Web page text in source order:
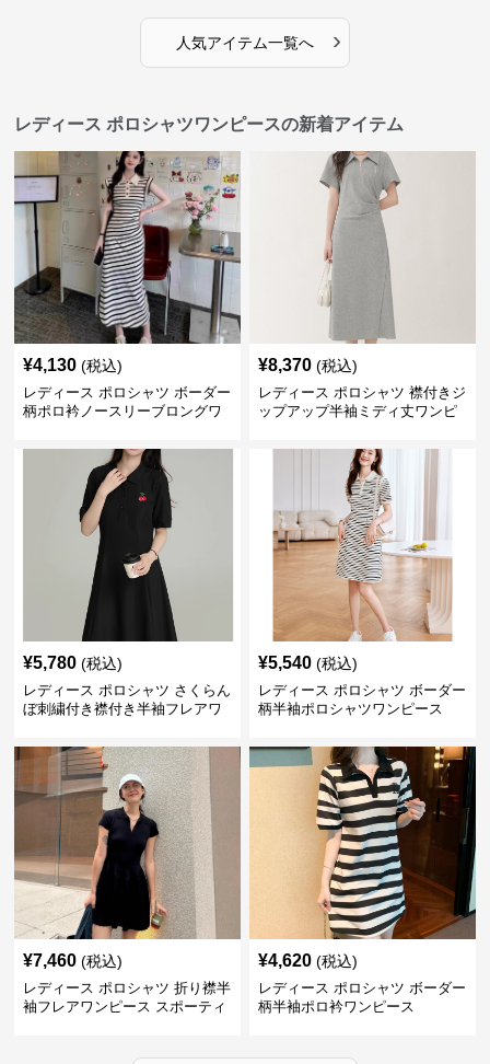
人気アイテム一覧へ ›
レディース ポロシャツワンピースの新着アイテム
¥4,130 (税込)
レディース ポロシャツ ボーダー
柄ポロ衿ノースリーブロングワ
¥8,370 (税込)
レディース ポロシャツ 襟付きジ
ップアップ半袖ミディ丈ワンピ
¥5,780 (税込)
レディース ポロシャツ さくらん
ぼ刺繍付き襟付き半袖フレアワ
¥5,540 (税込)
レディース ポロシャツ ボーダー
柄半袖ポロシャツワンピース
¥7,460 (税込)
レディース ポロシャツ 折り襟半
袖フレアワンピース スポーティ
¥4,620 (税込)
レディース ポロシャツ ボーダー
柄半袖ポロ衿ワンピース